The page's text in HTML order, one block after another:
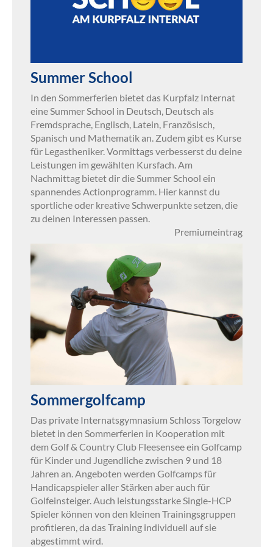
Summer School
In den Sommerferien bietet das Kurpfalz Internat
eine Summer School in Deutsch, Deutsch als
Fremdsprache, Englisch, Latein, Französisch,
Spanisch und Mathematik an. Zudem gibt es Kurse
für Legastheniker. Vormittags verbesserst du deine
Leistungen im gewählten Kursfach. Am
Nachmittag bietet dir die Summer School ein
spannendes Actionprogramm. Hier kannst du
sportliche oder kreative Schwerpunkte setzen, die
zu deinen Interessen passen.
Premiumeintrag
Sommergolfcamp
Das private Internatsgymnasium Schloss Torgelow
bietet in den Sommerferien in Kooperation mit
dem Golf & Country Club Fleesensee ein Golfcamp
für Kinder und Jugendliche zwischen 9 und 18
Jahren an. Angeboten werden Golfcamps für
Handicapspieler aller Stärken aber auch für
Golfeinsteiger. Auch leistungsstarke Single-HCP
Spieler können von den kleinen Trainingsgruppen
profitieren, da das Training individuell auf sie
abgestimmt wird.